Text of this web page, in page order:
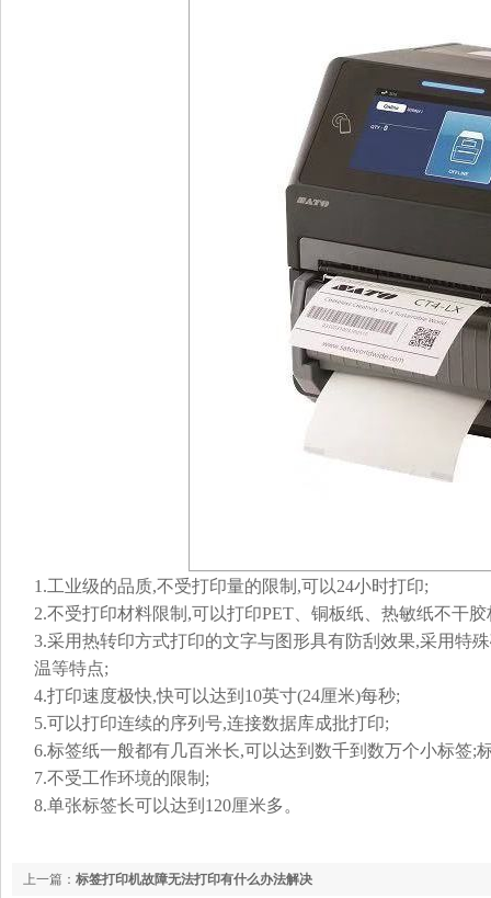
1.工业级的品质,不受打印量的限制,可以24小时打印;
2.不受打印材料限制,可以打印PET、铜板纸、热敏纸不干
3.采用热转印方式打印的文字与图形具有防刮效果,采用特
温等特点;
4.打印速度极快,快可以达到10英寸(24厘米)每秒;
5.可以打印连续的序列号,连接数据库成批打印;
6.标签纸一般都有几百米长,可以达到数千到数万个小标签;
7.不受工作环境的限制;
8.单张标签长可以达到120厘米多。
上一篇： 标签打印机故障无法打印有什么办法解决